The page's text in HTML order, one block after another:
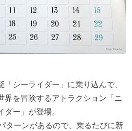
シーライダー」に乗り込んで、
界を冒険するアトラクション「ニ
ー」が登場。
ターンがあるので、乗るたびに新